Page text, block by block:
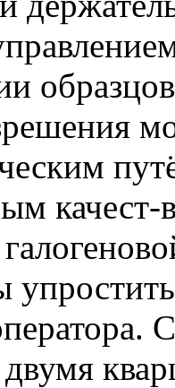
двумя